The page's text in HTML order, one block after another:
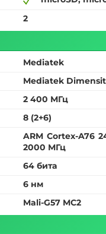
2
Mediatek
Mediatek
2 400 МГц
8 (2+6)
ARM Cortex-A76
2000 МГц
64 бита
6 нм
Mali-G57 MC2